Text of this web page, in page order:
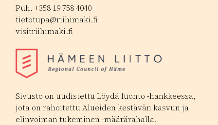
Puh. +358 19 758 4040
tietotupa@riihimaki.fi
visitriihimaki.fi
Sivusto on uudistettu Löydä luonto -hankkeessa,
jota on rahoitettu Alueiden kestävän kasvun ja
elinvoiman tukeminen -määrärahalla.